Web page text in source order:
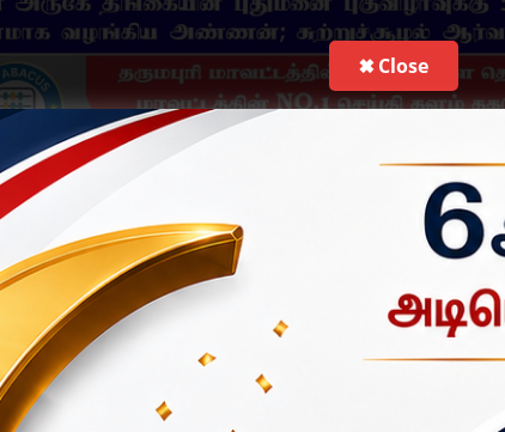
நடைபெற்ற ஒரு புதுமனை புகுவிழா நிகழ்வு,
பாரம்பரிய சீதனப் பொருட்களுக்கு மாற்றாக
500 மரக்கன்றுகளை
என்பவர் இயற்கை பாதுகாப்பில் ஆழ்ந்த ஈடுபாடு கொண்டவர்.
தனது வீட்டுப் புதுமனை புகுவிழாவுக்கே மஞ்சள்
✖ Close